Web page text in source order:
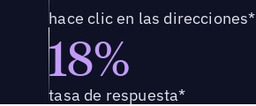
hace clic en las direcciones*
18%
tasa de respuesta*